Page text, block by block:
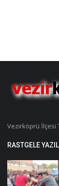
Vezirköprü İlçesi
RASTGELE